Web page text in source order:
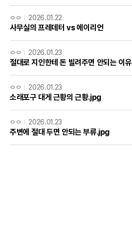
ㅇㅇ 2026.01.22
사무실의 프레데터 vs 에이리언
ㅇㅇ 2026.01.23
절대로 지인한테 돈 빌려주면 안되는 이유
ㅇㅇ 2026.01.23
소래포구 대게 근황의 근황.jpg
ㅇㅇ 2026.01.23
주변에 절대 두면 안되는 부류.jpg